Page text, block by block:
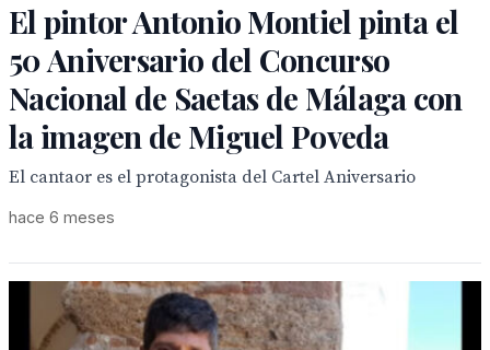
El pintor Antonio Montiel pinta el
50 Aniversario del Concurso
Nacional de Saetas de Málaga con
la imagen de Miguel Poveda
El cantaor es el protagonista del Cartel Aniversario
hace 6 meses